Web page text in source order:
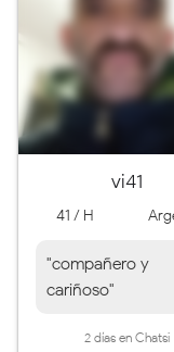
vi41
41 / H
"compañero y
cariñoso"
2 días en Chatsi